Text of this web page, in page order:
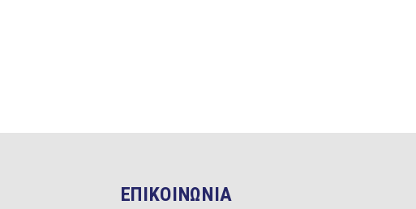
ΕΠΙΚΟΙΝΩΝΙΑ